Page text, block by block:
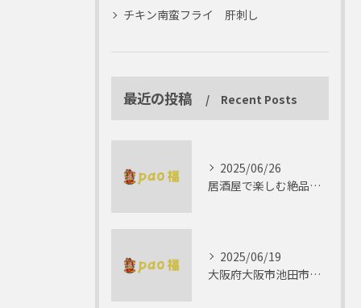
チキン南蛮フライ 肝刺し
最近の投稿 Recent Posts
2025/06/26
居酒屋で楽しむ絶品テリーヌの世界
2025/06/19
大阪府大阪市池田市で楽しむしゃぶしゃぶの魅力とは？